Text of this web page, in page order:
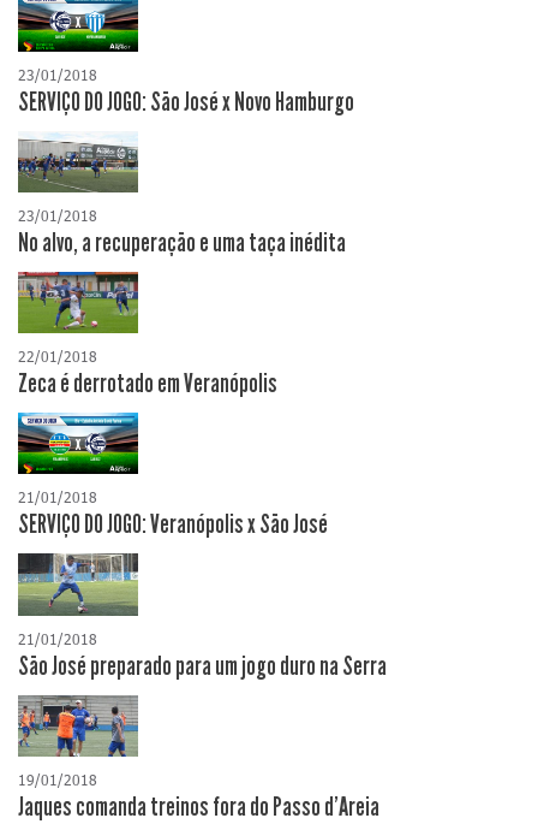
23/01/2018
SERVIÇO DO JOGO: São José x Novo Hamburgo
23/01/2018
No alvo, a recuperação e uma taça inédita
22/01/2018
Zeca é derrotado em Veranópolis
21/01/2018
SERVIÇO DO JOGO: Veranópolis x São José
21/01/2018
São José preparado para um jogo duro na Serra
19/01/2018
Jaques comanda treinos fora do Passo d'Areia